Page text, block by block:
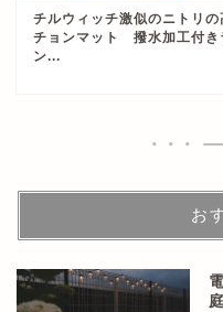
チルウィッチ激似のニトリの
チョンマット 撥水加工付き
ン...
お